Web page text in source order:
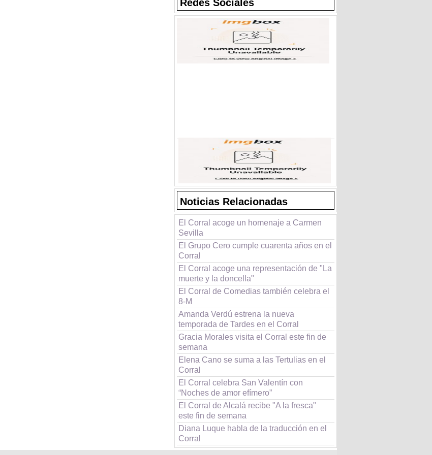
Redes Sociales
Noticias Relacionadas
El Corral acoge un homenaje a Carmen
Sevilla
El Grupo Cero cumple cuarenta años en el
Corral
El Corral acoge una representación de "La
muerte y la doncella"
El Corral de Comedias también celebra el
8-M
Amanda Verdú estrena la nueva
temporada de Tardes en el Corral
Gracia Morales visita el Corral este fin de
semana
Elena Cano se suma a las Tertulias en el
Corral
El Corral celebra San Valentín con
“Noches de amor efímero”
El Corral de Alcalá recibe "A la fresca"
este fin de semana
Diana Luque habla de la traducción en el
Corral